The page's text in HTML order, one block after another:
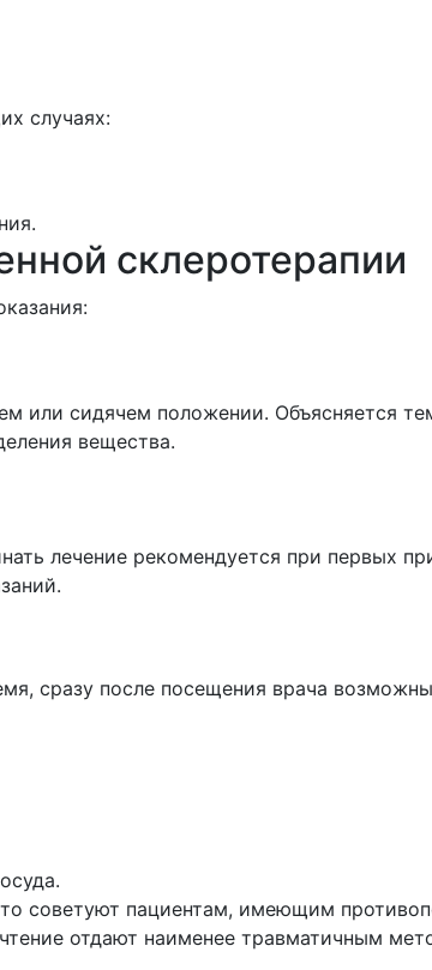
случаях:
склеротерапии
или сидячем положении. Объясняется
вещества.
лечение рекомендуется при первых
сразу после посещения врача возможны
советуют пациентам, имеющим
отдают наименее травматичным